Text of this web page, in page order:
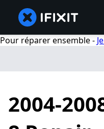
Pour réparer ensemble -
2004-